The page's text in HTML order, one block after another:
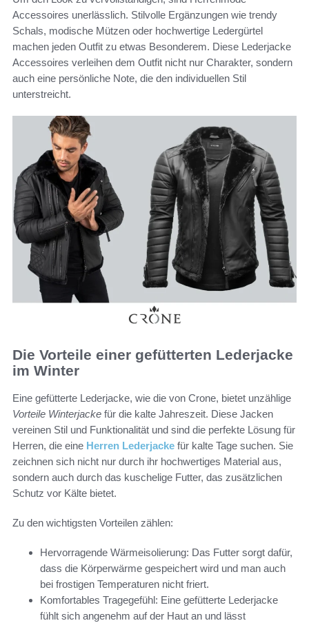
Accessoires unerlässlich. Stilvolle Ergänzungen wie trendy
Schals, modische Mützen oder hochwertige Ledergürtel
machen jeden Outfit zu etwas Besonderem. Diese Lederjacke
Accessoires verleihen dem Outfit nicht nur Charakter, sondern
auch eine persönliche Note, die den individuellen Stil
unterstreicht.
Die Vorteile einer gefütterten Lederjacke
im Winter
Eine gefütterte Lederjacke, wie die von Crone, bietet unzählige
Vorteile Winterjacke für die kalte Jahreszeit. Diese Jacken
vereinen Stil und Funktionalität und sind die perfekte Lösung für
Herren, die eine Herren Lederjacke für kalte Tage suchen. Sie
zeichnen sich nicht nur durch ihr hochwertiges Material aus,
sondern auch durch das kuschelige Futter, das zusätzlichen
Schutz vor Kälte bietet.
Zu den wichtigsten Vorteilen zählen:
Hervorragende Wärmeisolierung: Das Futter sorgt dafür,
dass die Körperwärme gespeichert wird und man auch
bei frostigen Temperaturen nicht friert.
Komfortables Tragegefühl: Eine gefütterte Lederjacke
fühlt sich angenehm auf der Haut an und lässt